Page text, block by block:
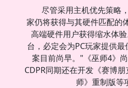
尽管采用主机优先策略
家仍将获得与其硬件匹配的
高端硬件用户获得缩水体
台，必定会为PC玩家提供
案目前尚早。"《巫师4》尚
CDPR同期还在开发《赛博
师》重制版等